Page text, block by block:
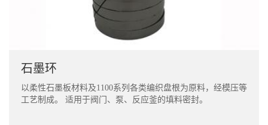
石墨环
以柔性石墨板材料及1100系列各类编织盘根为原料，经模压等
工艺制成。 适用于阀门、泵、反应釜的填料密封。